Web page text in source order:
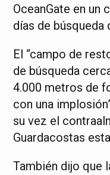
OceanGate en un
días de búsqueda
El “campo de
de búsqueda
4.000 metros de
con una
su vez el
Guardacostas
También dijo que